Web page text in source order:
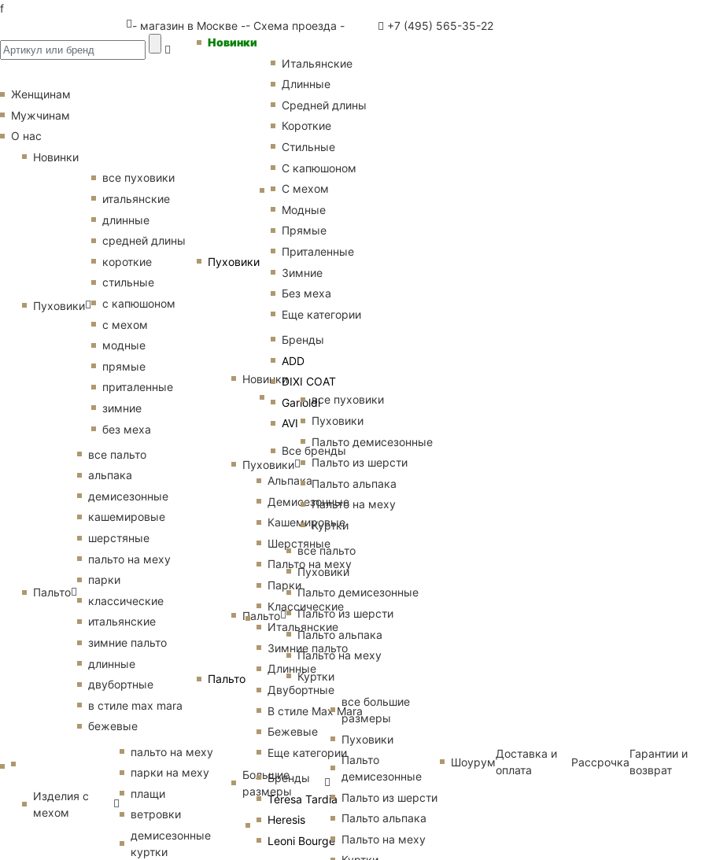
f
- магазин в Москве -- Схема проезда - +7 (495) 565-35-22
Новинки
Пуховики
Итальянские
Длинные
Средней длины
Короткие
Стильные
С капюшоном
С мехом
Модные
Прямые
Приталенные
Зимние
Без меха
Еще категории
Бренды
ADD
DIXI COAT
Garioldi
AVI
Все бренды
Пальто
Альпака
Демисезонные
Кашемировые
Шерстяные
Пальто на меху
Парки
Классические
Итальянские
Зимние пальто
Длинные
Двубортные
В стиле Max Mara
Бежевые
Еще категории
Бренды
Teresa Tardia
Heresis
Leoni Bourge
Женщинам
Мужчинам
О нас
Новинки
Пуховики
все пуховики
итальянские
длинные
средней длины
короткие
стильные
с капюшоном
с мехом
модные
прямые
приталенные
зимние
без меха
Пальто
все пальто
альпака
демисезонные
кашемировые
шерстяные
пальто на меху
парки
классические
итальянские
зимние пальто
длинные
двубортные
в стиле max mara
бежевые
Изделия с
мехом
пальто на меху
парки на меху
плащи
ветровки
демисезонные
куртки
Новинки
Пуховики
все пуховики
Пуховики
Пальто демисезонные
Пальто из шерсти
Пальто альпака
Пальто на меху
Куртки
Пальто
все пальто
Пуховики
Пальто демисезонные
Пальто из шерсти
Пальто альпака
Пальто на меху
Куртки
Большие
размеры
все большие
размеры
Пуховики
Пальто
демисезонные
Пальто из шерсти
Пальто альпака
Пальто на меху
Шоурум
Доставка и
оплата
Рассрочка
Гарантии и
возврат